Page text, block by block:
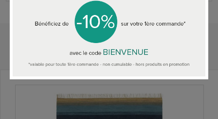
Designers Guild tapis Mikome Indigo large